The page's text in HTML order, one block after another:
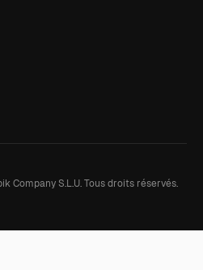
Company S.L.U.Tous droits réservés.